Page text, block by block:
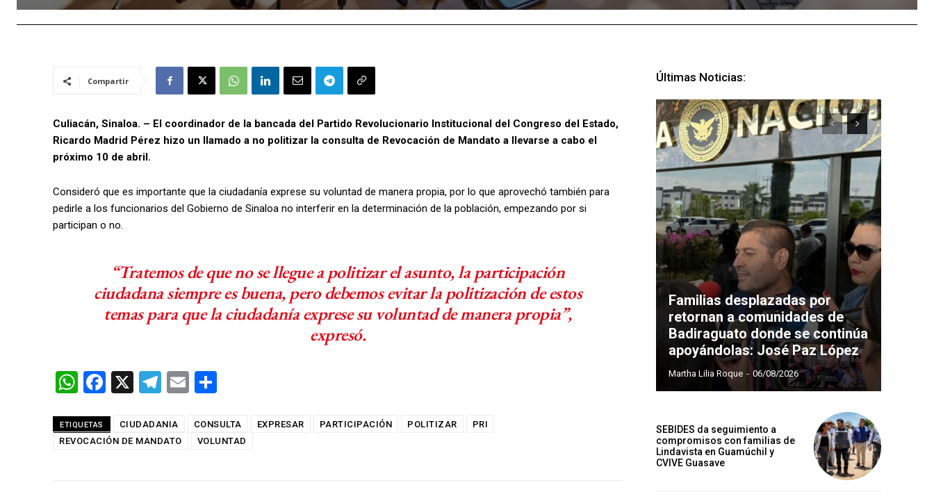
Compartir
Culiacán, Sinaloa. – El coordinador de la bancada del Partido Revolucionario Institucional del Congreso del Estado,
Ricardo Madrid Pérez hizo un llamado a no politizar la consulta de Revocación de Mandato a llevarse a cabo el
próximo 10 de abril.
Consideró que es importante que la ciudadanía exprese su voluntad de manera propia, por lo que aprovechó también para
pedirle a los funcionarios del Gobierno de Sinaloa no interferir en la determinación de la población, empezando por si
participan o no.
“Tratemos de que no se llegue a politizar el asunto, la participación
ciudadana siempre es buena, pero debemos evitar la politización de estos
temas para que la ciudadanía exprese su voluntad de manera propia”,
expresó.
W
at
s
F
ce
b
X
T
e
gr
E
ail m
p
ETIQUETAS CIUDADANIA CONSULTA EXPRESAR PARTICIPACIÓN POLITIZAR
PRI
REVOCACIÓN DE MANDATO
VOLUNTAD
Últimas Noticias:
Familias desplazadas por
retornan a comunidades de
Badiraguato donde se continúa
apoyándolas: José Paz López
Martha Lilia Roque - 06/08/2026
SEBIDES da seguimiento a
compromisos con familias de
Lindavista en Guamúchil y
CVIVE Guasave